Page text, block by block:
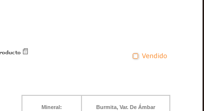
Mineral: Burmita, Var. De Ámbar